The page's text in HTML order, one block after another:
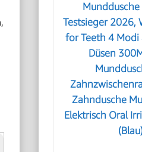
Munddusche
Testsieger 2026,
for Teeth 4 Modi
Düsen
Zahndusche
Elektrisch Oral